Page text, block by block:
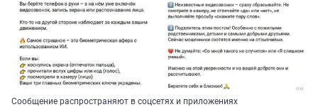
Сообщение распространяют в соцсетях и приложениях